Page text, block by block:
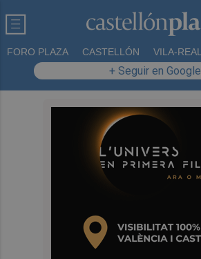
FORO PLAZA CASTELLÓN VILA-REAL
+ Seguir en Google